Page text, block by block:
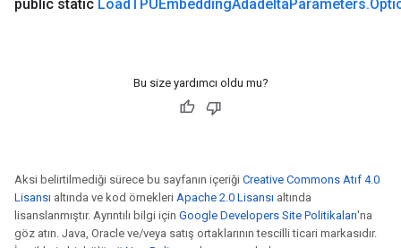
public static Load TPUEmbeddingAdadeltaParameters.
Bu size yardımcı oldu mu?
Aksi belirtilmediği sürece bu sayfanın içeriği Creative Commons Atıf 4.0
Lisansı altında ve kod örnekleri Apache 2.0 Lisansı altında
lisanslanmıştır. Ayrıntılı bilgi için Google Developers Site Politikaları'na
göz atın. Java, Oracle ve/veya satış ortaklarının tescilli ticari markasıdır.